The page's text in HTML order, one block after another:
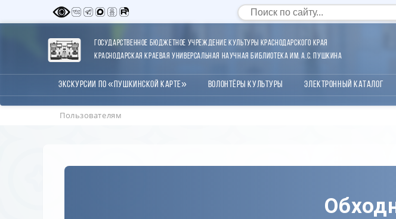
Государственное бюджетное учреждение культуры Краснодарского края
Краснодарская краевая универсальная научная библиотека им. А.С. Пушкина
Экскурсии по «Пушкинской карте» Волонтёры Культуры Электронный каталог
Пользователям